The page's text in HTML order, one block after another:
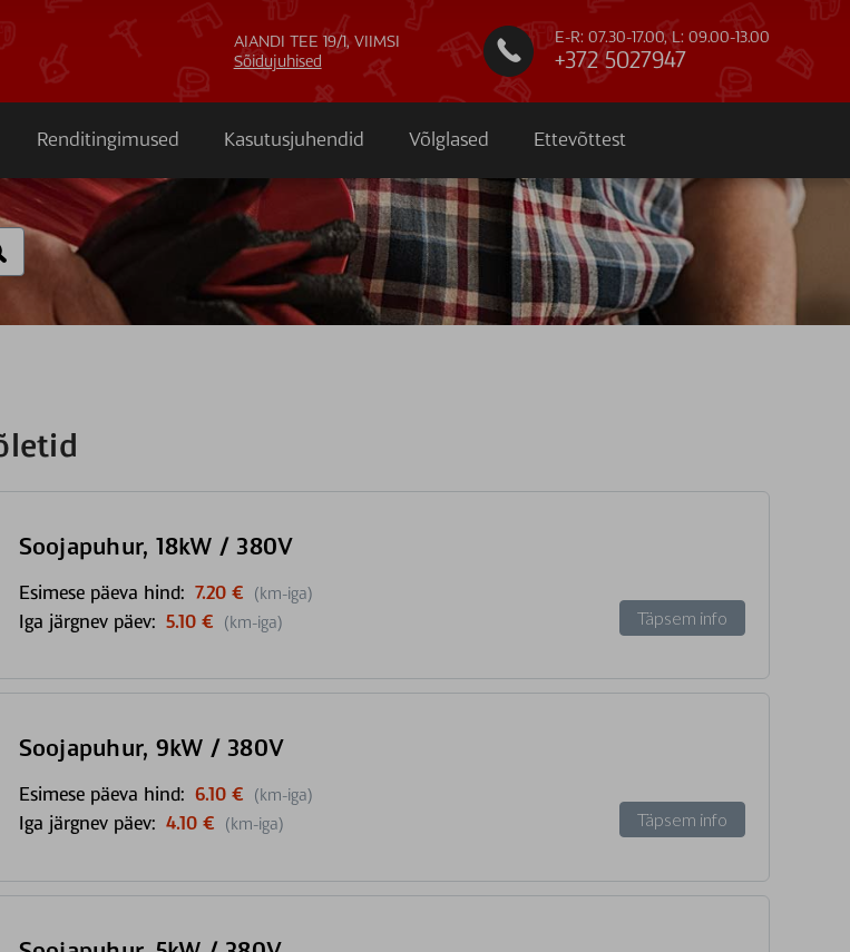
AIANDI TEE 19/1, VIIMSI
Sõidujuhised
 E-R: 07.30-17.00, L: 09.00-13.00
+372 5027947
Renditingimused Kasutusjuhendid Võlglased Ettevõttest
Soojapuhur, 18kW / 380V
Esimese päeva hind: 7.20 € (km-iga)
Iga järgnev päev: 5.10 € (km-iga) Täpsem info
Soojapuhur, 9kW / 380V
Esimese päeva hind: 6.10 € (km-iga)
Iga järgnev päev: 4.10 € (km-iga) Täpsem info